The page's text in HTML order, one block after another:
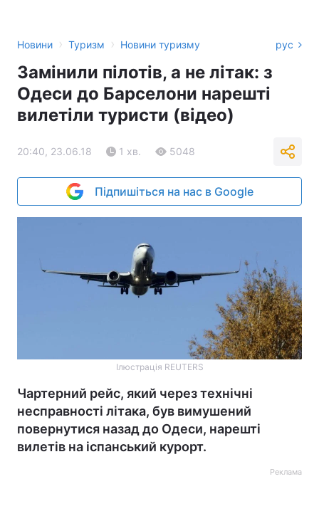
Новини › Туризм › Новини туризму рус
Замінили пілотів, а не літак: з
Одеси до Барселони нарешті
вилетіли туристи (відео)
20:40, 23.06.18 1 хв. 5048
Підпишіться на нас в Google
Ілюстрація REUTERS
Чартерний рейс, який через технічні
несправності літака, був вимушений
повернутися назад до Одеси, нарешті
вилетів на іспанський курорт.
Реклама